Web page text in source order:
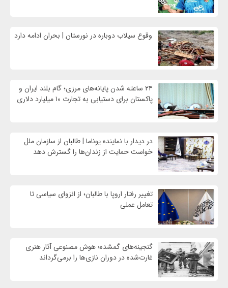
وقوع سیلاب دوباره در نورستان | بحران ادامه دارد
۲۴ ساعته شدن پایانه‌های مرزی؛ گام بلند ایران و
پاکستان برای دستیابی به تجارت ۱۰ میلیارد دلاری
در دیدار با نماینده یوناما | طالبان از سازمان ملل
خواست حمایت از زندان‌ها را گسترش دهد
تغییر رفتار اروپا با طالبان؛ از انزوای سیاسی تا
تعامل عملی
گنجینه‌های گمشده؛ هوش مصنوعی آثار هنری
غارت‌شده در دوران نازی‌ها را برمی‌گرداند